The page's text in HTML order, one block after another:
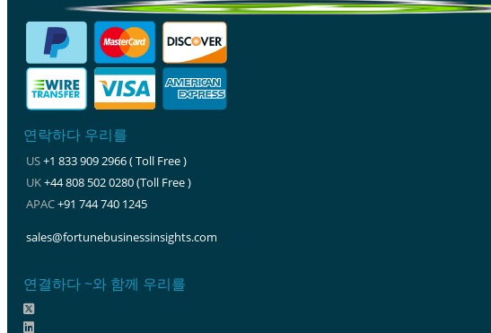
연락하다 우리를
US+1 833 909 2966 ( Toll Free )
UK+44 808 502 0280 (Toll Free )
APAC+91 744 740 1245
sales@fortunebusinessinsights.com
연결하다 ~와 함께 우리를